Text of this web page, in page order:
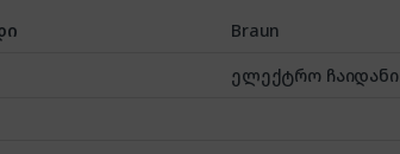
Braun
ელექტრო ჩაიდანი